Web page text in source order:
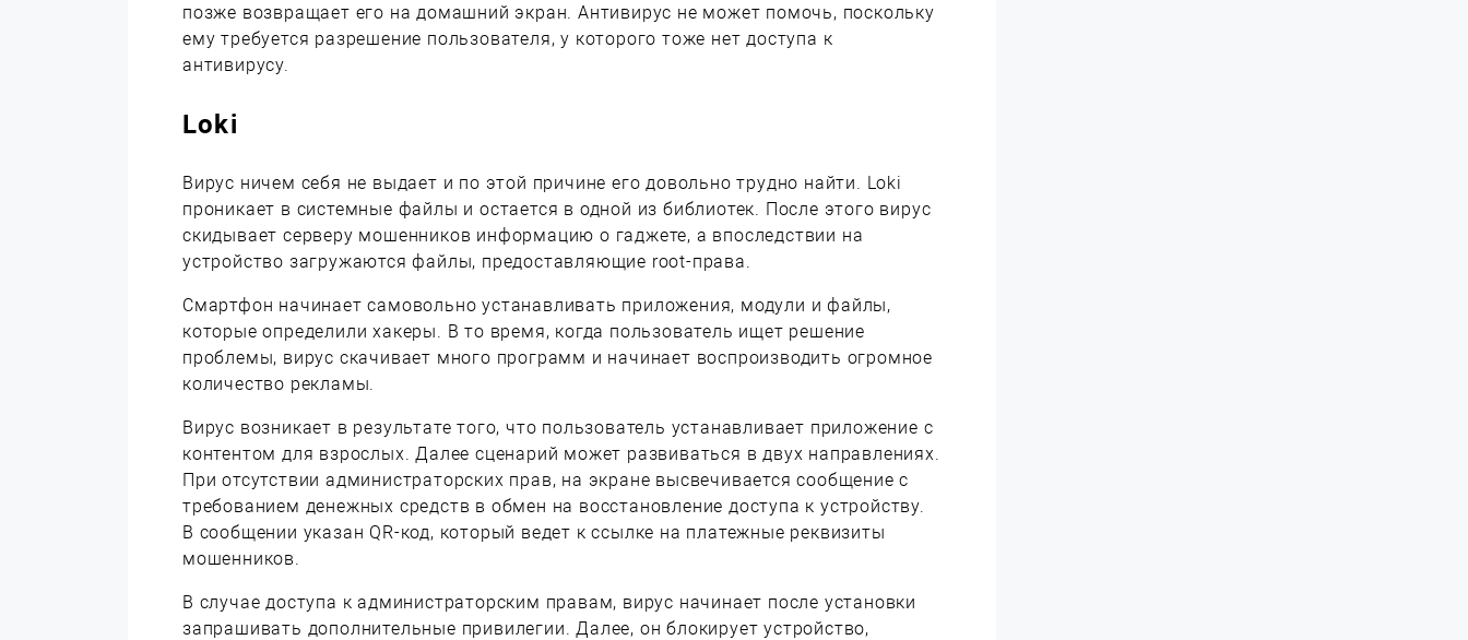
позже возвращает его на домашний экран. Антивирус не может помочь, поскольку
ему требуется разрешение пользователя, у которого тоже нет доступа к
антивирусу.
Loki
Вирус ничем себя не выдает и по этой причине его довольно трудно найти. Loki
проникает в системные файлы и остается в одной из библиотек. После этого вирус
скидывает серверу мошенников информацию о гаджете, а впоследствии на
устройство загружаются файлы, предоставляющие root-права.
Смартфон начинает самовольно устанавливать приложения, модули и файлы,
которые определили хакеры. В то время, когда пользователь ищет решение
проблемы, вирус скачивает много программ и начинает воспроизводить огромное
количество рекламы.
Вирус возникает в результате того, что пользователь устанавливает приложение с
контентом для взрослых. Далее сценарий может развиваться в двух направлениях.
При отсутствии администраторских прав, на экране высвечивается сообщение с
требованием денежных средств в обмен на восстановление доступа к устройству.
В сообщении указан QR-код, который ведет к ссылке на платежные реквизиты
мошенников.
В случае доступа к администраторским правам, вирус начинает после установки
запрашивать дополнительные привилегии. Далее, он блокирует устройство,